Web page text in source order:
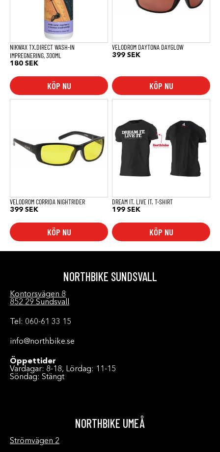
NIKWAX TX.DIRECT WASH-IN
IMPREGNERING, 300ML
180 SEK
KÖP NU
VELODROM DAYTONA DAYGLOW
399 SEK
KÖP NU
VELODROM CORRIDA NIGHTRIDER
399 SEK
KÖP NU
DREAM IT. LIVE IT. T-SHIRT
199 SEK
KÖP NU
produkten
har
flera
varianter.
De
olika
alternativen
kan
produktsidan
NORTHBIKE SUNDSVALL
Kontorsvägen 8
852 29 Sundsvall
Tel: 060-61 33 15
info@northbike.se
Öppettider
Vardagar: 8-18, Lördag: 11-15
Söndag: Stängt
NORTHBIKE UMEÅ
Strömvägen 2